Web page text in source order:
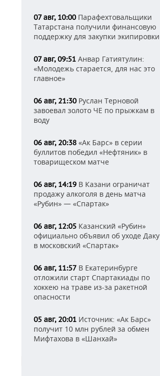
07 авг, 10:00Парафехтовальщики
Татарстана получили финансовую
поддержку для закупки экипировки
07 авг, 09:51 Анвар Гатиятулин:
«Молодежь старается, для нас это
главное»
06 авг, 21:30Руслан Терновой
завоевал золото ЧЕ по прыжкам в
воду
06 авг, 20:38 «Ак Барс» в серии
буллитов победил «Нефтяник» в
товарищеском матче
06 авг, 14:19 В Казани ограничат
продажу алкоголя в день матча
«Рубин» — «Спартак»
06 авг, 12:05 Казанский «Рубин»
официально объявил об уходе Даку
в московский «Спартак»
06 авг, 11:57 В Екатеринбурге
отложили старт Спартакиады по
хоккею на траве из-за ракетной
опасности
05 авг, 20:01 Источник: «Ак Барс»
получит 10 млн рублей за обмен
Мифтахова в «Шанхай»